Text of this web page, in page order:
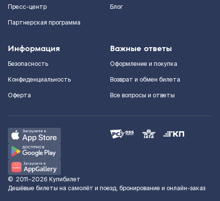
Пресс-центр
Партнерская программа
Блог
Информация
Безопасность
Конфиденциальность
Оферта
Важные ответы
Оформление и покупка
Возврат и обмен билета
Все вопросы и ответы
© 2011–2026 Купибилет
Дешёвые билеты на самолёт и поезд, бронирование и онлайн-заказ